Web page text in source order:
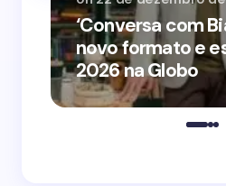
‘Conversa com
novo formato e
2026 na Globo